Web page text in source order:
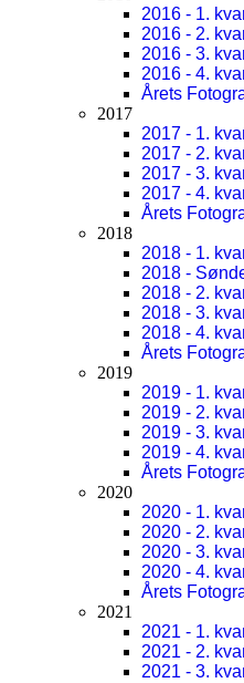
2016 - 1.
2016 - 2.
2016 - 3.
2016 - 4.
Årets
2017
2017 - 1.
2017 - 2.
2017 - 3.
2017 - 4.
Årets
2018
2018 - 1.
2018 -
2018 - 2.
2018 - 3.
2018 - 4.
Årets
2019
2019 - 1.
2019 - 2.
2019 - 3.
2019 - 4.
Årets
2020
2020 - 1.
2020 - 2.
2020 - 3.
2020 - 4.
Årets
2021
2021 - 1.
2021 - 2.
2021 - 3.